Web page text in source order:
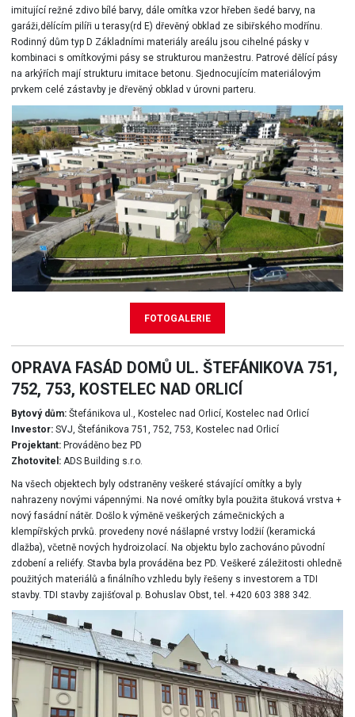
FOTOGALERIE
imitující režné zdivo bílé barvy, dále omítka vzor hřeben šedé barvy, na
garáži,dělícím pilíři u terasy(rd E) dřevěný obklad ze sibiřského modřínu.
Rodinný dům typ D Základními materiály areálu jsou cihelné pásky v
kombinaci s omítkovými pásy se strukturou manžestru. Patrové dělící pásy
na arkýřích mají strukturu imitace betonu. Sjednocujícím materiálovým
prvkem celé zástavby je dřevěný obklad v úrovni parteru.
OPRAVA FASÁD DOMŮ UL. ŠTEFÁNIKOVA 751,
752, 753, KOSTELEC NAD ORLICÍ
Bytový dům:Štefánikova ul., Kostelec nad Orlicí, Kostelec nad Orlicí
Investor:SVJ, Štefánikova 751, 752, 753, Kostelec nad Orlicí
Projektant:Prováděno bez PD
Zhotovitel:ADS Building s.r.o.
Na všech objektech byly odstraněny veškeré stávající omítky a byly
nahrazeny novými vápennými. Na nové omítky byla použita štuková vrstva +
nový fasádní nátěr. Došlo k výměně veškerých zámečnických a
klempířských prvků. provedeny nové nášlapné vrstvy lodžií (keramická
dlažba), včetně nových hydroizolací. Na objektu bylo zachováno původní
zdobení a reliéfy. Stavba byla prováděna bez PD. Veškeré záležitosti ohledně
použitých materiálů a finálního vzhledu byly řešeny s investorem a TDI
stavby. TDI stavby zajišťoval p. Bohuslav Obst, tel. +420 603 388 342.